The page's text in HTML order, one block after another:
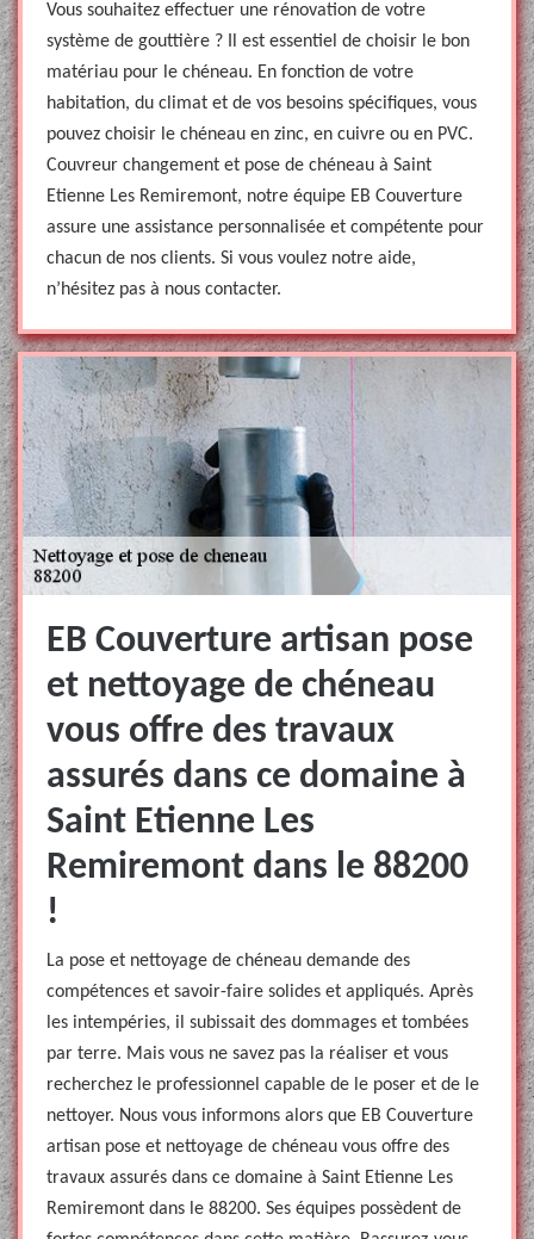
Vous souhaitez effectuer une rénovation de votre
système de gouttière ? Il est essentiel de choisir le bon
matériau pour le chéneau. En fonction de votre
habitation, du climat et de vos besoins spécifiques, vous
pouvez choisir le chéneau en zinc, en cuivre ou en PVC.
Couvreur changement et pose de chéneau à Saint
Etienne Les Remiremont, notre équipe EB Couverture
assure une assistance personnalisée et compétente pour
chacun de nos clients. Si vous voulez notre aide,
n’hésitez pas à nous contacter.
EB Couverture artisan pose
et nettoyage de chéneau
vous offre des travaux
assurés dans ce domaine à
Saint Etienne Les
Remiremont dans le 88200
!
La pose et nettoyage de chéneau demande des
compétences et savoir-faire solides et appliqués. Après
les intempéries, il subissait des dommages et tombées
par terre. Mais vous ne savez pas la réaliser et vous
recherchez le professionnel capable de le poser et de le
nettoyer. Nous vous informons alors que EB Couverture
artisan pose et nettoyage de chéneau vous offre des
travaux assurés dans ce domaine à Saint Etienne Les
Remiremont dans le 88200. Ses équipes possèdent de